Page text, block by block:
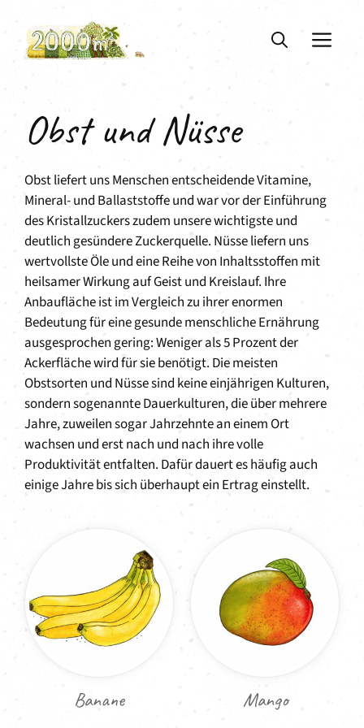
Inhalt
springen
Obst und Nüsse
Obst liefert uns Menschen entscheidende Vitamine,
Mineral- und Ballaststoffe und war vor der Einführung
des Kristallzuckers zudem unsere wichtigste und
deutlich gesündere Zuckerquelle. Nüsse liefern uns
wertvollste Öle und eine Reihe von Inhaltsstoffen mit
heilsamer Wirkung auf Geist und Kreislauf. Ihre
Anbaufläche ist im Vergleich zu ihrer enormen
Bedeutung für eine gesunde menschliche Ernährung
ausgesprochen gering: Weniger als 5 Prozent der
Ackerfläche wird für sie benötigt. Die meisten
Obstsorten und Nüsse sind keine einjährigen Kulturen,
sondern sogenannte Dauerkulturen, die über mehrere
Jahre, zuweilen sogar Jahrzehnte an einem Ort
wachsen und erst nach und nach ihre volle
Produktivität entfalten. Dafür dauert es häufig auch
einige Jahre bis sich überhaupt ein Ertrag einstellt.
Banane Mango